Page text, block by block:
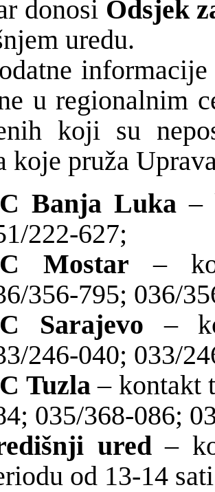
donosi Odsjek
uredu.
u regionalnim
koji su
koje pruža
Banja Luka–
222-627;
Mostar –
356-795; 036/
Sarajevo–
246-040; 033/
Tuzla– kontakt
035/368-086;
ured–
od 13-14